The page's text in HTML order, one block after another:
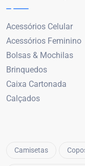
Acessórios Celular
Acessórios Feminino
Bolsas & Mochilas
Brinquedos
Caixa Cartonada
Calçados
Camisetas